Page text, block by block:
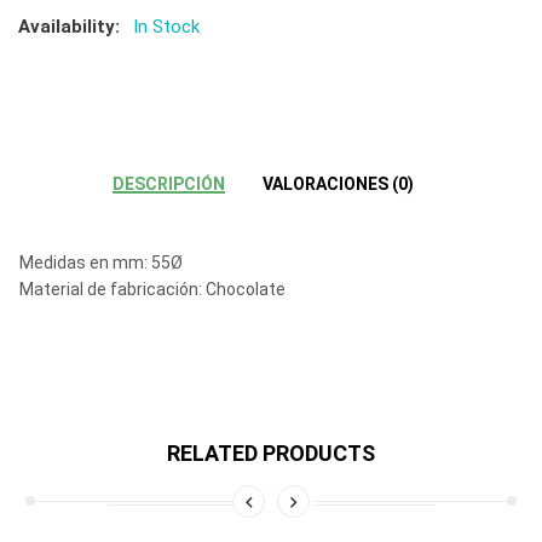
Availability: In Stock
DESCRIPCIÓN VALORACIONES (0)
Medidas en mm: 55Ø
Material de fabricación: Chocolate
RELATED PRODUCTS